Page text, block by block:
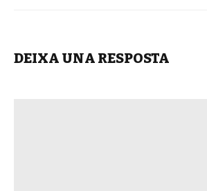
DEIXA UNA RESPOSTA